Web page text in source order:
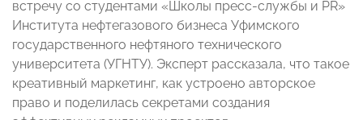
встречу со студентами «Школы пресс-службы и PR»
Института нефтегазового бизнеса Уфимского
государственного нефтяного технического
университета (УГНТУ). Эксперт рассказала, что такое
креативный маркетинг, как устроено авторское
право и поделилась секретами создания